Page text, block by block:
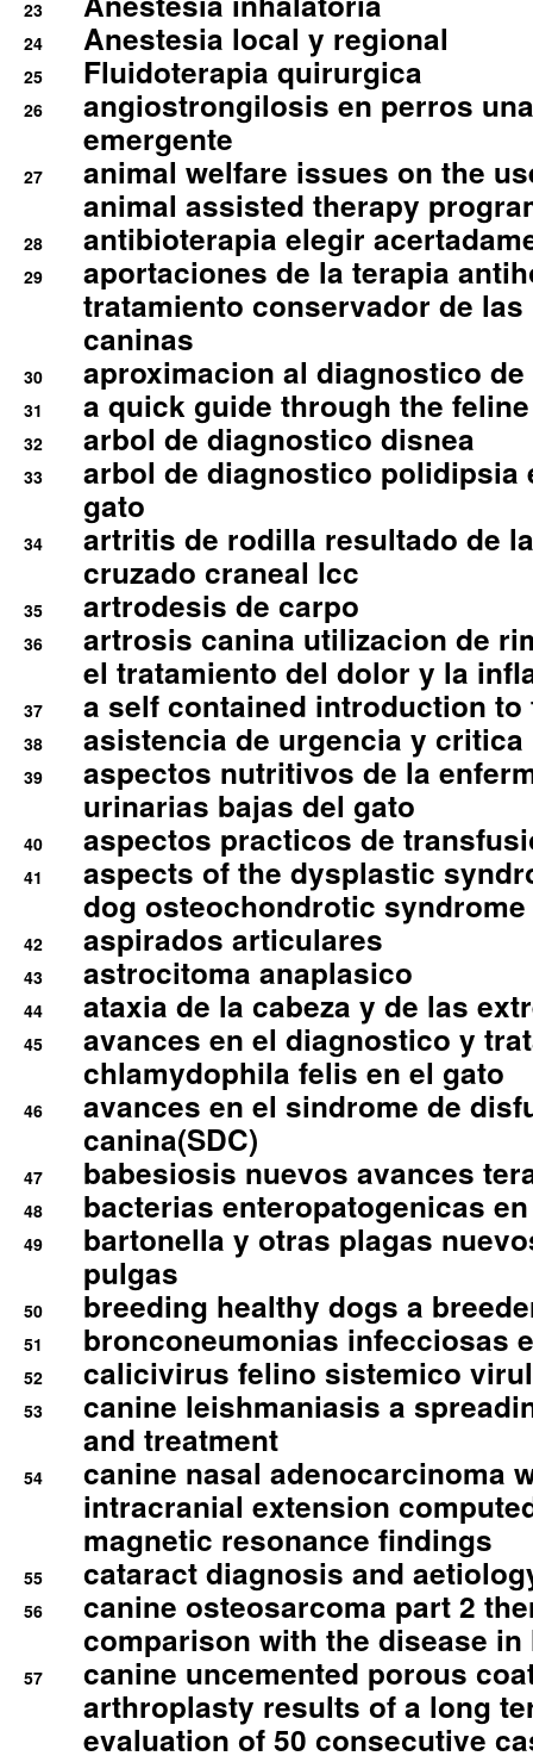
23
24 Anestesia local y regional
25 Fluidoterapia quirurgica
26
angiostrongilosis en perros
emergente
27
animal welfare issues on the
animal assisted therapy
28 antibioterapia elegir
29
aportaciones de la terapia
tratamiento conservador de
caninas
30 aproximacion al diagnostico
31 a quick guide through the
32 arbol de diagnostico disnea
33
arbol de diagnostico polidipsia
gato
34
artritis de rodilla resultado de
cruzado craneal lcc
35 artrodesis de carpo
36
artrosis canina utilizacion de
el tratamiento del dolor y la
37 a self contained introduction
38 asistencia de urgencia y
39
aspectos nutritivos de la
urinarias bajas del gato
40 aspectos practicos de
41
aspects of the dysplastic
dog osteochondrotic syndrome
42 aspirados articulares
43 astrocitoma anaplasico
44 ataxia de la cabeza y de las
45
avances en el diagnostico y
chlamydophila felis en el gato
46
avances en el sindrome de
canina(SDC)
47 babesiosis nuevos avances
48 bacterias enteropatogenicas
49
bartonella y otras plagas
pulgas
50 breeding healthy dogs a
51 bronconeumonias infecciosas
52 calicivirus felino sistemico
53
canine leishmaniasis a
and treatment
54
canine nasal adenocarcinoma
intracranial extension
magnetic resonance findings
55 cataract diagnosis and
56
canine osteosarcoma part 2
comparison with the disease in
57
canine uncemented porous
arthroplasty results of a long
evaluation of 50 consecutive